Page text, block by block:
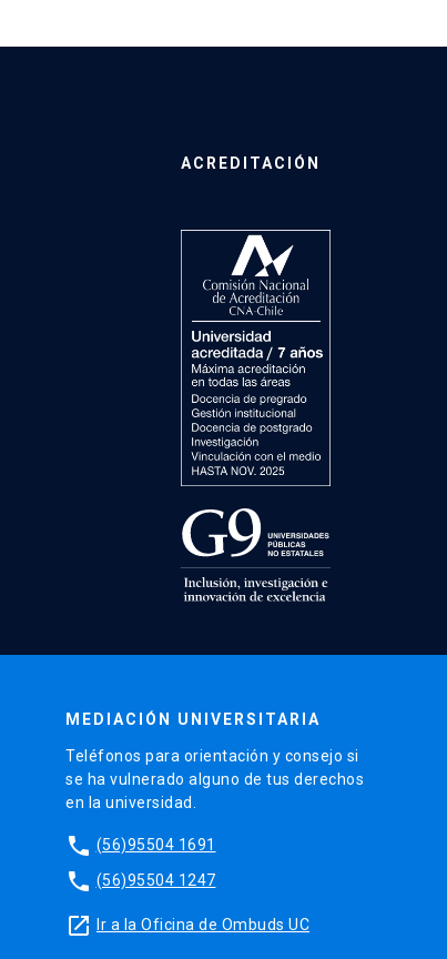
ACREDITACIÓN
MEDIACIÓN UNIVERSITARIA
Teléfonos para orientación y consejo si
se ha vulnerado alguno de tus derechos
en la universidad.
phone (56)95504 1691
phone (56)95504 1247
launch Ir a la Oficina de Ombuds UC